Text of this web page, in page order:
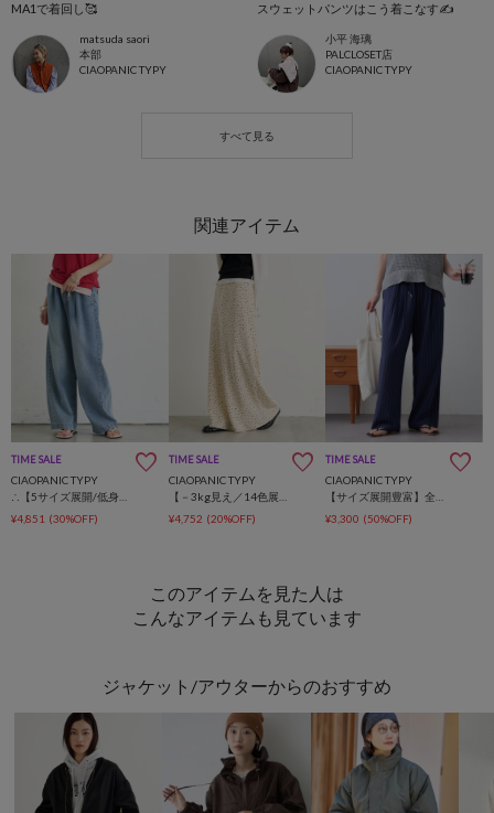
MA1で着回し🥰
matsuda saori
本部
CIAOPANIC TYPY
スウェットパンツはこう着こなす✍️
小平 海璃
PALCLOSET店
CIAOPANIC TYPY
TIME SALE
CIAOPANIC TYPY
¥4,851 (30%OFF)
TIME SALE
CIAOPANIC TYPY
¥4,752 (20%OFF)
TIME SALE
CIAOPANIC TYPY
¥3,300 (50%OFF)
このアイテムを見た人は
こんなアイテムも見ています
ジャケット/アウターからのおすすめ